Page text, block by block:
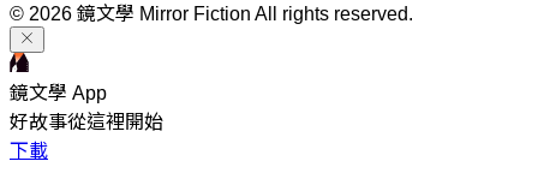
© 2026 鏡文學 Mirror Fiction All rights reserved.
鏡文學 App
好故事從這裡開始
下載